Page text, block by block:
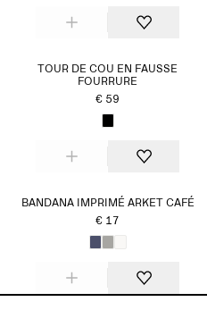
TOUR DE COU EN FAUSSE
FOURRURE
€ 59
BANDANA IMPRIMÉ ARKET CAFÉ
€ 17